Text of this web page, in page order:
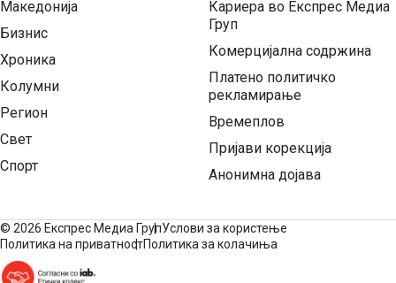
Македонија
Бизнис
Хроника
Колумни
Регион
Свет
Спорт
Кариера во Експрес Медиа
Груп
Комерцијална содржина
Платено политичко
рекламирање
Времеплов
Пријави корекција
Анонимна дојава
© 2026 Експрес Медиа ГрупУслови за користење
Политика на приватностПолитика за колачиња